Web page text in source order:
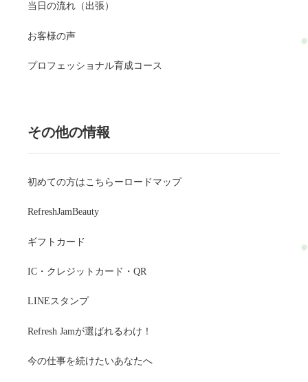
当日の流れ（出張）
お客様の声
プロフェッショナル育成コース
その他の情報
初めての方はこちらーロードマップ
RefreshJamBeauty
ギフトカード
IC・クレジットカード・QR
LINEスタンプ
Refresh Jamが選ばれるわけ！
今の仕事を続けたいあなたへ